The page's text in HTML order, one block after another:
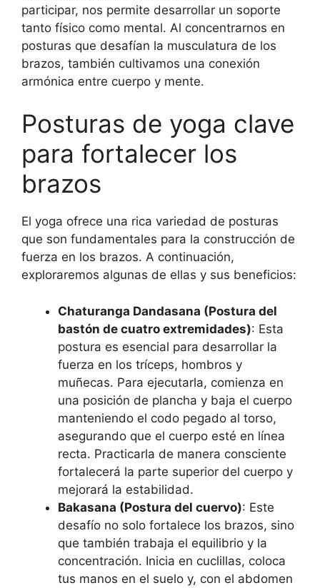
participar, nos permite desarrollar un soporte
tanto físico como mental. Al concentrarnos en
posturas que desafían la musculatura de los
brazos, también cultivamos una conexión
armónica entre cuerpo y mente.
Posturas de yoga clave
para fortalecer los
brazos
El yoga ofrece una rica variedad de posturas
que son fundamentales para la construcción de
fuerza en los brazos. A continuación,
exploraremos algunas de ellas y sus beneficios:
Chaturanga Dandasana (Postura del
bastón de cuatro extremidades): Esta
postura es esencial para desarrollar la
fuerza en los tríceps, hombros y
muñecas. Para ejecutarla, comienza en
una posición de plancha y baja el cuerpo
manteniendo el codo pegado al torso,
asegurando que el cuerpo esté en línea
recta. Practicarla de manera consciente
fortalecerá la parte superior del cuerpo y
mejorará la estabilidad.
Bakasana (Postura del cuervo): Este
desafío no solo fortalece los brazos, sino
que también trabaja el equilibrio y la
concentración. Inicia en cuclillas, coloca
tus manos en el suelo y, con el abdomen